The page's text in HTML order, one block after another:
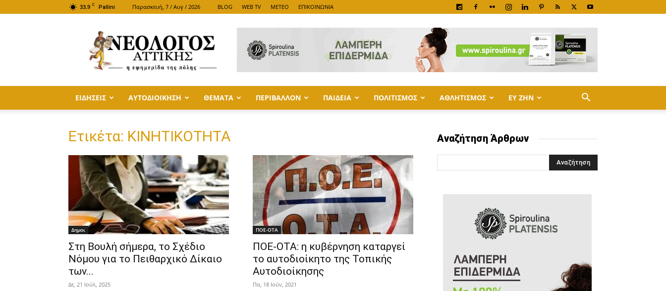
33.9 C Pallini Παρασκευή, 7 / Αυγ / 2026 BLOG WEB TV METEO ΕΠΙΚΟΙΝΩΝΙΑ
ΑΤΤΙΚΗΣ
ΕΙΔΗΣΕΙΣ ΑΥΤΟΔΙΟΙΚΗΣΗ ΘΕΜΑΤΑ ΠΕΡΙΒΑΛΛΟΝ ΠΑΙΔΕΙΑ ΠΟΛΙΤΙΣΜΟΣ ΑΘΛΗΤΙΣΜΟΣ ΕΥ ΖΗΝ
Ετικέτα: ΚΙΝΗΤΙΚΟΤΗΤΑ
Δημοι
Στη Βουλή σήμερα, το Σχέδιο
Νόμου για το Πειθαρχικό Δίκαιο
των...
Δε, 21 Ιούλ, 2025
ΠΟΕ-ΟΤΑ
ΠΟΕ-ΟΤΑ: η κυβέρνηση καταργεί
το αυτοδιοίκητο της Τοπικής
Αυτοδιοίκησης
Πα, 18 Ιούν, 2021
Αναζήτηση Άρθρων